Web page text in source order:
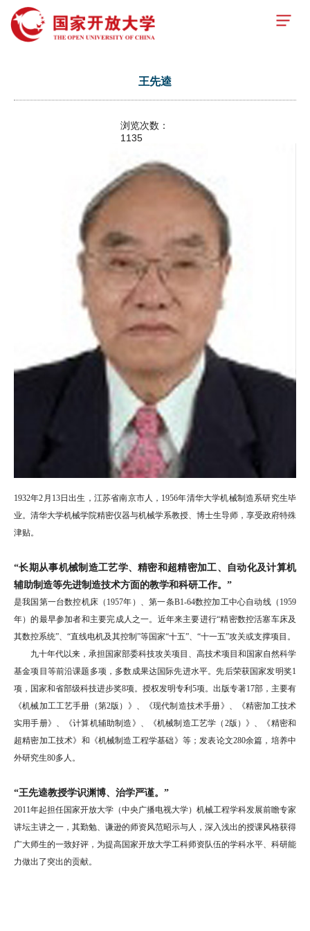
王先逵
浏览次数：
1135
1932年2月13日出生，江苏省南京市人，1956年清华大学机械制造系研究生毕
业。清华大学机械学院精密仪器与机械学系教授、博士生导师，享受政府特殊
津贴。
“长期从事机械制造工艺学、精密和超精密加工、自动化及计算机
辅助制造等先进制造技术方面的教学和科研工作。”
是我国第一台数控机床（1957年）、第一条B1-64数控加工中心自动线（1959
年）的最早参加者和主要完成人之一。近年来主要进行“精密数控活塞车床及
其数控系统”、“直线电机及其控制”等国家“十五”、“十一五”攻关或支撑项目。
九十年代以来，承担国家部委科技攻关项目、高技术项目和国家自然科学
基金项目等前沿课题多项，多数成果达国际先进水平。先后荣获国家发明奖1
项，国家和省部级科技进步奖8项。授权发明专利5项。出版专著17部，主要有
《机械加工工艺手册（第2版）》、《现代制造技术手册》、《精密加工技术
实用手册》、《计算机辅助制造》、《机械制造工艺学（2版）》、《精密和
超精密加工技术》和《机械制造工程学基础》等；发表论文280余篇，培养中
外研究生80多人。
“王先逵教授学识渊博、治学严谨。”
2011年起担任国家开放大学（中央广播电视大学）机械工程学科发展前瞻专家
讲坛主讲之一，其勤勉、谦逊的师资风范昭示与人，深入浅出的授课风格获得
广大师生的一致好评，为提高国家开放大学工科师资队伍的学科水平、科研能
力做出了突出的贡献。